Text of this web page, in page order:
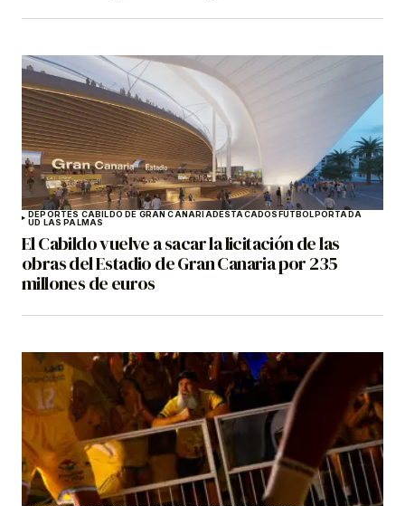
DEPORTES CABILDO DE GRAN CANARIADESTACADOSFÚTBOLPORTADA
UD LAS PALMAS
El Cabildo vuelve a sacar la licitación de las
obras del Estadio de Gran Canaria por 235
millones de euros